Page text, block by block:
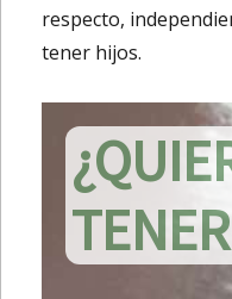
respecto,
tener hijos.